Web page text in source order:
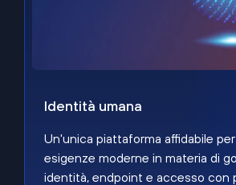
Identità umana
Un'unica piattaforma affidabile
esigenze moderne in materia di
identità, endpoint e accesso con